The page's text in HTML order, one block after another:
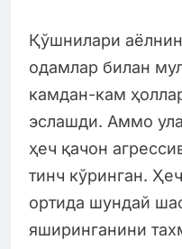
Қўшнилари
одамлар билан
камдан-кам
эслашди. Аммо
ҳеч қачон
тинч кўринган.
ортида шундай
яширинганини